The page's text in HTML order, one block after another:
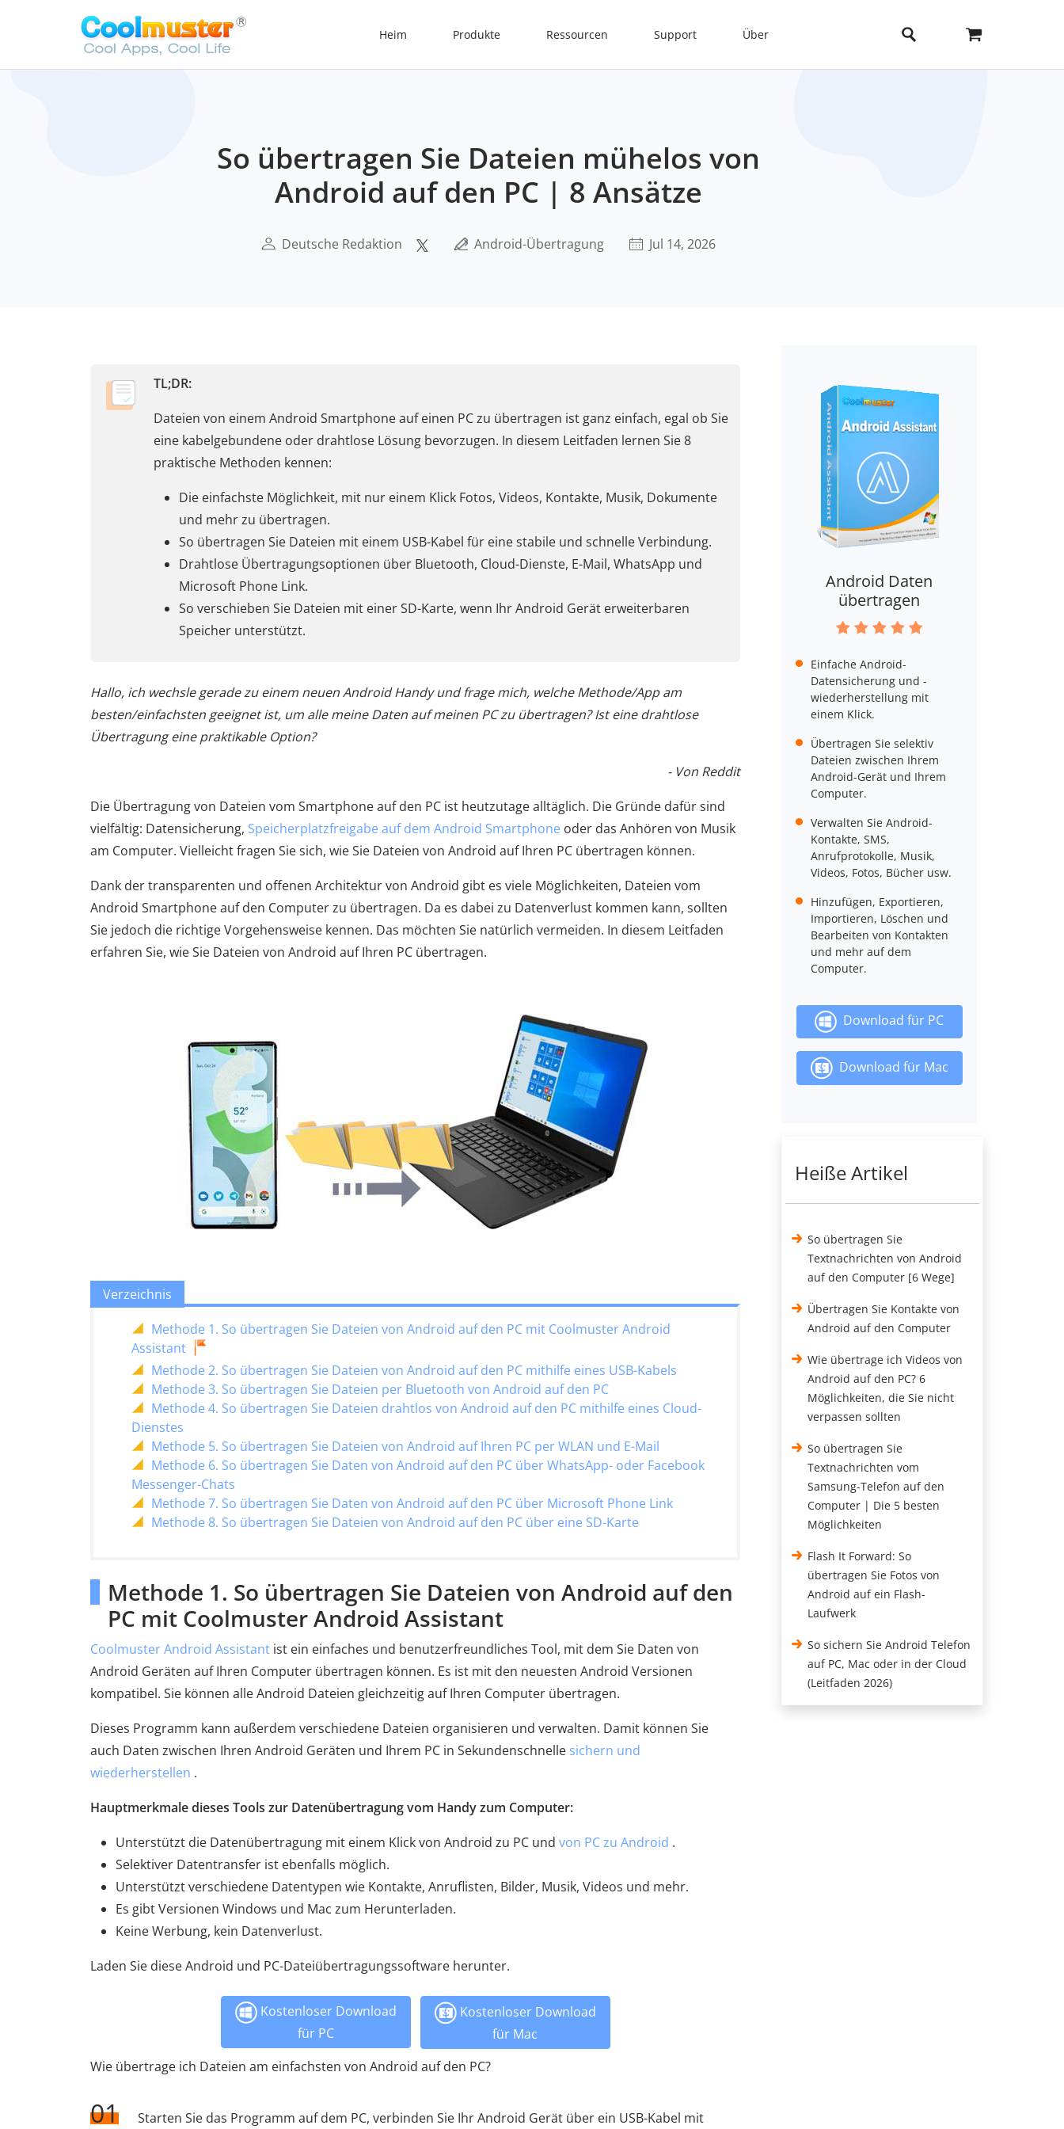
Heim Produkte Ressourcen Support Über
So übertragen Sie Dateien mühelos von
Android auf den PC | 8 Ansätze
Deutsche Redaktion Android-Übertragung Jul 14, 2026
TL;DR:
Dateien von einem Android Smartphone auf einen PC zu übertragen ist ganz einfach, egal ob Sie
eine kabelgebundene oder drahtlose Lösung bevorzugen. In diesem Leitfaden lernen Sie 8
praktische Methoden kennen:
Die einfachste Möglichkeit, mit nur einem Klick Fotos, Videos, Kontakte, Musik, Dokumente
und mehr zu übertragen.
So übertragen Sie Dateien mit einem USB-Kabel für eine stabile und schnelle Verbindung.
Drahtlose Übertragungsoptionen über Bluetooth, Cloud-Dienste, E-Mail, WhatsApp und
Microsoft Phone Link.
So verschieben Sie Dateien mit einer SD-Karte, wenn Ihr Android Gerät erweiterbaren
Speicher unterstützt.
Hallo, ich wechsle gerade zu einem neuen Android Handy und frage mich, welche Methode/App am
besten/einfachsten geeignet ist, um alle meine Daten auf meinen PC zu übertragen? Ist eine drahtlose
Übertragung eine praktikable Option?
- Von Reddit
Die Übertragung von Dateien vom Smartphone auf den PC ist heutzutage alltäglich. Die Gründe dafür sind
vielfältig: Datensicherung, Speicherplatzfreigabe auf dem Android Smartphone oder das Anhören von Musik
am Computer. Vielleicht fragen Sie sich, wie Sie Dateien von Android auf Ihren PC übertragen können.
Dank der transparenten und offenen Architektur von Android gibt es viele Möglichkeiten, Dateien vom
Android Smartphone auf den Computer zu übertragen. Da es dabei zu Datenverlust kommen kann, sollten
Sie jedoch die richtige Vorgehensweise kennen. Das möchten Sie natürlich vermeiden. In diesem Leitfaden
erfahren Sie, wie Sie Dateien von Android auf Ihren PC übertragen.
Verzeichnis
Methode 1. So übertragen Sie Dateien von Android auf den PC mit Coolmuster Android
Assistant
Methode 2. So übertragen Sie Dateien von Android auf den PC mithilfe eines USB-Kabels
Methode 3. So übertragen Sie Dateien per Bluetooth von Android auf den PC
Methode 4. So übertragen Sie Dateien drahtlos von Android auf den PC mithilfe eines Cloud-
Dienstes
Methode 5. So übertragen Sie Dateien von Android auf Ihren PC per WLAN und E-Mail
Methode 6. So übertragen Sie Daten von Android auf den PC über WhatsApp- oder Facebook
Messenger-Chats
Methode 7. So übertragen Sie Daten von Android auf den PC über Microsoft Phone Link
Methode 8. So übertragen Sie Dateien von Android auf den PC über eine SD-Karte
Methode 1. So übertragen Sie Dateien von Android auf den
PC mit Coolmuster Android Assistant
Coolmuster Android Assistant ist ein einfaches und benutzerfreundliches Tool, mit dem Sie Daten von
Android Geräten auf Ihren Computer übertragen können. Es ist mit den neuesten Android Versionen
kompatibel. Sie können alle Android Dateien gleichzeitig auf Ihren Computer übertragen.
Dieses Programm kann außerdem verschiedene Dateien organisieren und verwalten. Damit können Sie
auch Daten zwischen Ihren Android Geräten und Ihrem PC in Sekundenschnelle sichern und
wiederherstellen .
Hauptmerkmale dieses Tools zur Datenübertragung vom Handy zum Computer:
Unterstützt die Datenübertragung mit einem Klick von Android zu PC und von PC zu Android .
Selektiver Datentransfer ist ebenfalls möglich.
Unterstützt verschiedene Datentypen wie Kontakte, Anruflisten, Bilder, Musik, Videos und mehr.
Es gibt Versionen Windows und Mac zum Herunterladen.
Keine Werbung, kein Datenverlust.
Laden Sie diese Android und PC-Dateiübertragungssoftware herunter.
Kostenloser Download
für PC
Kostenloser Download
für Mac
Wie übertrage ich Dateien am einfachsten von Android auf den PC?
01 Starten Sie das Programm auf dem PC, verbinden Sie Ihr Android Gerät über ein USB-Kabel mit
Android Daten
übertragen
Einfache Android-
Datensicherung und -
wiederherstellung mit
einem Klick.
Übertragen Sie selektiv
Dateien zwischen Ihrem
Android-Gerät und Ihrem
Computer.
Verwalten Sie Android-
Kontakte, SMS,
Anrufprotokolle, Musik,
Videos, Fotos, Bücher usw.
Hinzufügen, Exportieren,
Importieren, Löschen und
Bearbeiten von Kontakten
und mehr auf dem
Computer.
Download für PC
Download für Mac
Heiße Artikel
So übertragen Sie
Textnachrichten von Android
auf den Computer [6 Wege]
Übertragen Sie Kontakte von
Android auf den Computer
Wie übertrage ich Videos von
Android auf den PC? 6
Möglichkeiten, die Sie nicht
verpassen sollten
So übertragen Sie
Textnachrichten vom
Samsung-Telefon auf den
Computer | Die 5 besten
Möglichkeiten
Flash It Forward: So
übertragen Sie Fotos von
Android auf ein Flash-
Laufwerk
So sichern Sie Android Telefon
auf PC, Mac oder in der Cloud
(Leitfaden 2026)